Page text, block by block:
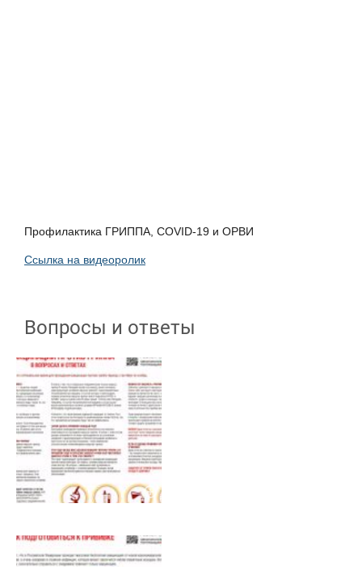
Профилактика ГРИППА, COVID-19 и ОРВИ
Ссылка на видеоролик
Вопросы и ответы